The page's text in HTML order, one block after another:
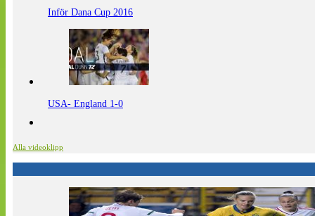
Inför Dana Cup 2016
USA- England 1-0
Alla videoklipp